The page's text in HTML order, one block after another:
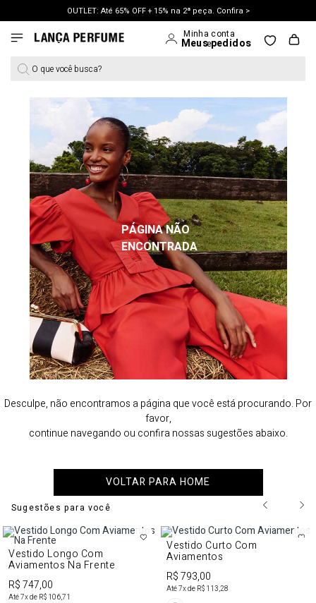
OUTLET: Até 65% OFF + 15% na 2ª peça. Confira >
LANÇAMENTO PRIMAVERA 27. Clique e aproveite.
O que você busca?
PÁGINA NÃO
ENCONTRADA
Desculpe, não encontramos a página que você está procurando. Por
favor,
continue navegando ou confira nossas sugestões abaixo.
VOLTAR PARA HOME
Sugestões para você
Vestido Longo Com
Aviamentos Na Frente
R$ 747,00
Até7x de R$ 106,71
Vestido Curto Com
Aviamentos
R$ 793,00
Até7x de R$ 113,28